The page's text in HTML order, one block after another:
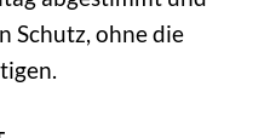
Schutz, ohne die